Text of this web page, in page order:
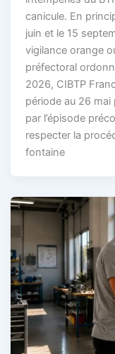
canicule. En
juin et le 15
vigilance orange
préfectoral
2026, CIBTP
période au 26
par l’épisode
respecter la
fontaine